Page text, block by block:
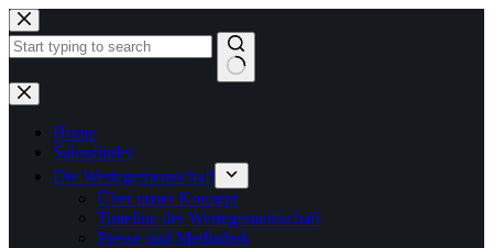
Zum
Inhalt
springen
Keine
Ergebnisse
Home
Salonfinder
Die Wertegemeinschaft
Über unser Konzept
Timeline der Wertegemeinschaft
Presse und Mediathek